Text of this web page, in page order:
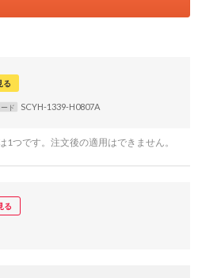
る
ード SCYH-1339-H0807A
つです。注文後の適用はできません。
る